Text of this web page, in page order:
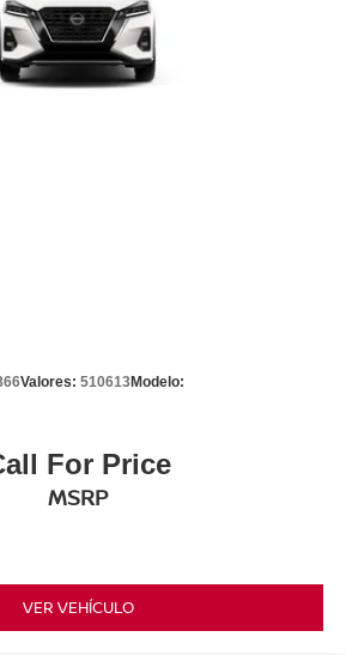
Valores: 510613Modelo:
For Price
MSRP
VER VEHÍCULO